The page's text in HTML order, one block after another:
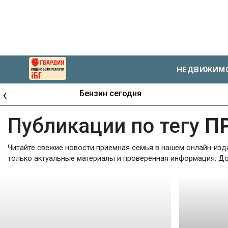
Бензин сегодня
‹
Публикации по тегу
Читайте свежие новости приемная семья в нашем онлайн-
только актуальные материалы и проверенная информация.